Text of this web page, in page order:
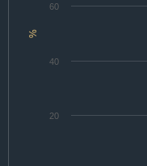
%
20
40
60